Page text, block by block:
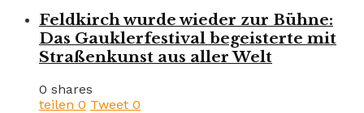
Feldkirch wurde wieder zur Bühne:
Das Gauklerfestival begeisterte mit
Straßenkunst aus aller Welt
0 shares
teilen 0 Tweet 0